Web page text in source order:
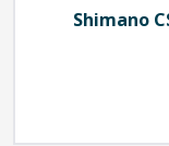
Shimano